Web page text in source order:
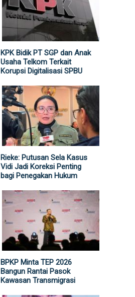
KPK Bidik PT SGP dan Anak
Usaha Telkom Terkait
Korupsi Digitalisasi SPBU
Rieke: Putusan Sela Kasus
Vidi Jadi Koreksi Penting
bagi Penegakan Hukum
BPKP Minta TEP 2026
Bangun Rantai Pasok
Kawasan Transmigrasi